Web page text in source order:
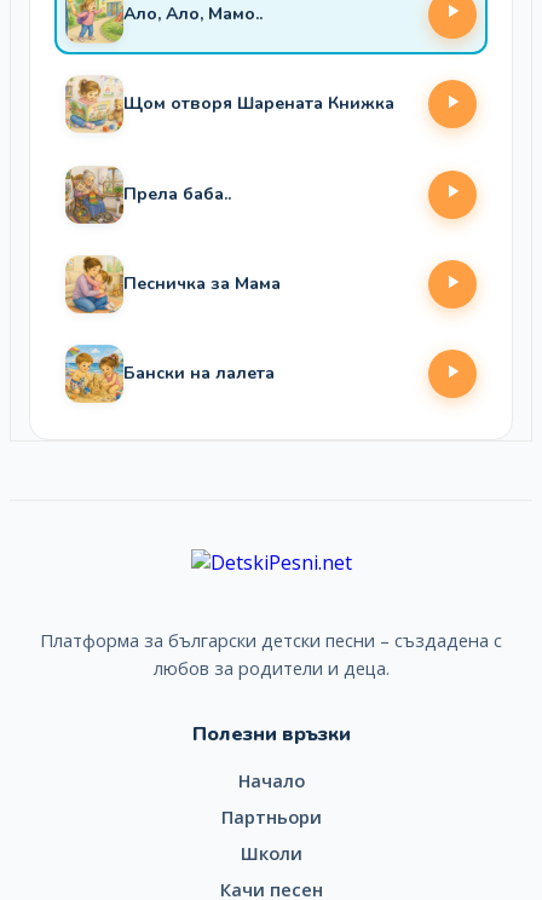
Ало, Ало, Мамо..
Щом отворя Шарената Книжка
Прела баба..
Песничка за Мама
Бански на лалета
Платформа за български детски песни – създадена с
любов за родители и деца.
Полезни връзки
Начало
Партньори
Школи
Качи песен